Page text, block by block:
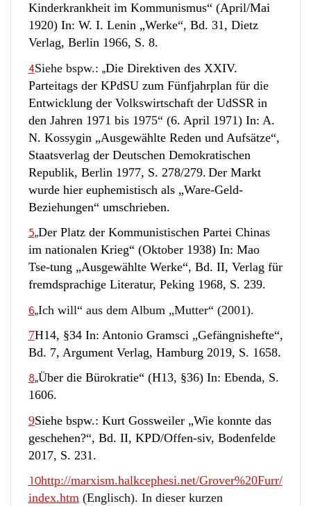
Kinderkrankheit im Kommunismus“ (April/Mai
1920) In: W. I. Lenin „Werke“, Bd. 31, Dietz
Verlag, Berlin 1966, S. 8.
4Siehe bspw.: „Die Direktiven des XXIV.
Parteitags der KPdSU zum Fünfjahrplan für die
Entwicklung der Volkswirtschaft der UdSSR in
den Jahren 1971 bis 1975“ (6. April 1971) In: A.
N. Kossygin „Ausgewählte Reden und Aufsätze“,
Staatsverlag der Deutschen Demokratischen
Republik, Berlin 1977, S. 278/279. Der Markt
wurde hier euphemistisch als „Ware-Geld-
Beziehungen“ umschrieben.
5„Der Platz der Kommunistischen Partei Chinas
im nationalen Krieg“ (Oktober 1938) In: Mao
Tse-tung „Ausgewählte Werke“, Bd. II, Verlag für
fremdsprachige Literatur, Peking 1968, S. 239.
6„Ich will“ aus dem Album „Mutter“ (2001).
7H14, §34 In: Antonio Gramsci „Gefängnishefte“,
Bd. 7, Argument Verlag, Hamburg 2019, S. 1658.
8„Über die Bürokratie“ (H13, §36) In: Ebenda, S.
1606.
9Siehe bspw.: Kurt Gossweiler „Wie konnte das
geschehen?“, Bd. II, KPD/Offen-siv, Bodenfelde
2017, S. 231.
10http://marxism.halkcephesi.net/Grover%20Furr/
index.htm(Englisch). In dieser kurzen